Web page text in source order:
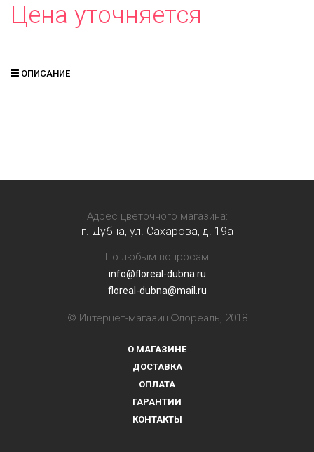
Цена уточняется
ОПИСАНИЕ
Адрес цветочного магазина:
г. Дубна, ул. Сахарова, д. 19a
По любым вопросам
info@floreal-dubna.ru
floreal-dubna@mail.ru
© Интернет-магазин Флореаль, 2018
О МАГАЗИНЕ
ДОСТАВКА
ОПЛАТА
ГАРАНТИИ
КОНТАКТЫ